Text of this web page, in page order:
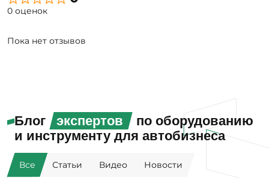
0 оценок
Пока нет отзывов
Блог экспертов
по оборудованию
и инструменту для автобизнеса
Все Статьи Видео Новости